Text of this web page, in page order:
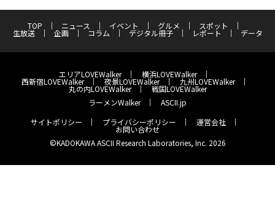
TOP ニュース イベント グルメ スポット
生放送 企画 コラム デジタル冊子 レポート データ
エリアLOVEWalker 横浜LOVEWalker
西新宿LOVEWalker 夜景LOVEWalker 九州LOVEWalker
丸の内LOVEWalker
戦国LOVEWalker
ラーメンWalker
ASCII.jp
サイトポリシー
プライバシーポリシー 運営会社
お問い合わせ
©KADOKAWA ASCII Research Laboratories, Inc. 2026